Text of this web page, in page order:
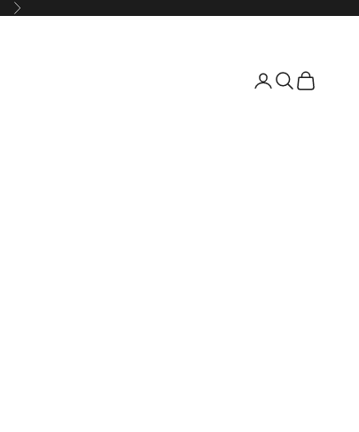
Suivant
Connexion
Recherche
Panier